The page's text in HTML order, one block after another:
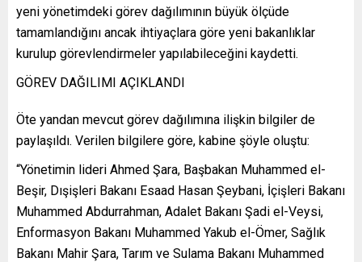
yeni yönetimdeki görev dağılımının büyük ölçüde
tamamlandığını ancak ihtiyaçlara göre yeni bakanlıklar
kurulup görevlendirmeler yapılabileceğini kaydetti.
GÖREV DAĞILIMI AÇIKLANDI
Öte yandan mevcut görev dağılımına ilişkin bilgiler de
paylaşıldı. Verilen bilgilere göre, kabine şöyle oluştu:
“Yönetimin lideri Ahmed Şara, Başbakan Muhammed el-
Beşir, Dışişleri Bakanı Esaad Hasan Şeybani, İçişleri Bakanı
Muhammed Abdurrahman, Adalet Bakanı Şadi el-Veysi,
Enformasyon Bakanı Muhammed Yakub el-Ömer, Sağlık
Bakanı Mahir Şara, Tarım ve Sulama Bakanı Muhammed